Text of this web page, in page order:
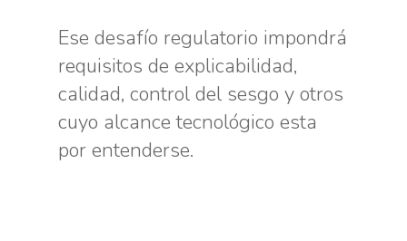
Ese desafío regulatorio impondrá
requisitos de explicabilidad,
calidad, control del sesgo y otros
cuyo alcance tecnológico esta
por entenderse.